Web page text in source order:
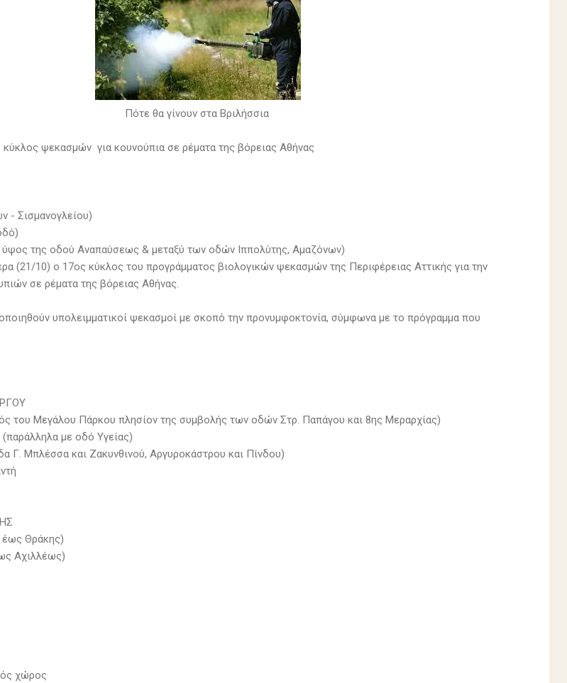
Πότε θα γίνουν στα Βριλήσσια
κύκλος ψεκασμών για κουνούπια σε ρέματα της βόρειας Αθήνας
- Σισμανογλείου)
της οδού Αναπαύσεως & μεταξύ των οδών Ιππολύτης, Αμαζόνων)
(21/10) ο 17ος κύκλος του προγράμματος βιολογικών ψεκασμών της Περιφέρειας Αττικής για την
σε ρέματα της βόρειας Αθήνας.
υπολειμματικοί ψεκασμοί με σκοπό την προνυμφοκτονία, σύμφωνα με το πρόγραμμα που
του Μεγάλου Πάρκου πλησίον της συμβολής των οδών Στρ. Παπάγου και 8ης Μεραρχίας)
με οδό Υγείας)
Γ. Μπλέσσα και Ζακυνθινού, Αργυροκάστρου και Πίνδου)
έως Θράκης)
Αχιλλέως)
χώρος